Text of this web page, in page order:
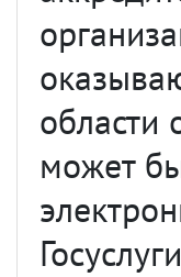
области
может
Госуслуги